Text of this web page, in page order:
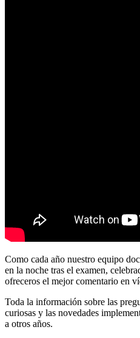
Como cada año nuestro equipo
en la noche tras el examen,
ofreceros el mejor comentario en
Toda la información sobre las
curiosas y las novedades
a otros años.